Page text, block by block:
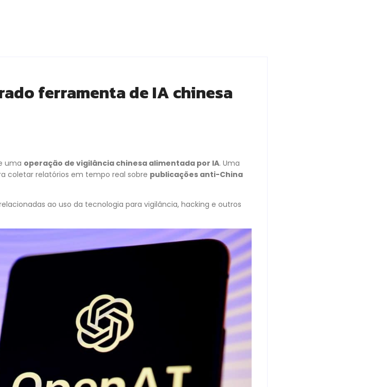
ferramenta de IA chinesa
uma operação de vigilância chinesa alimentada por IA. Uma
coletar relatórios em tempo real sobre publicações anti-China
ao uso da tecnologia para vigilância, hacking e outros